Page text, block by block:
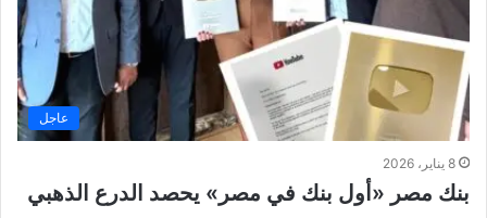
عاجل
8 يناير، 2026
بنك مصر «أول بنك في مصر» يحصد الدرع الذهبي